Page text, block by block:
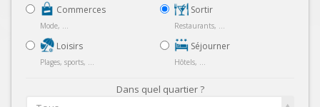
Commerces
Mode, ...
Loisirs
Plages, sports, ...
Sortir
Restaurants, ...
Séjourner
Hôtels, ...
Dans quel quartier ?